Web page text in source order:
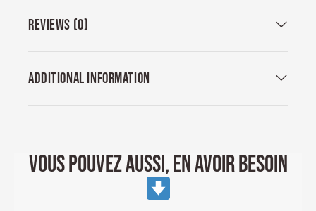
REVIEWS (0)
ADDITIONAL INFORMATION
VOUS POUVEZ AUSSI, EN AVOIR BESOIN